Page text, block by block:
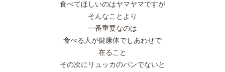
食べてほしいのはヤマヤマですが
そんなことより
一番重要なのは
食べる人が健康体でしあわせで
在ること
その次にリュッカのパンでないと